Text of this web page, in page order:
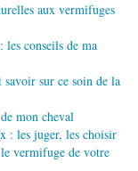
aux vermifuges
conseils de ma
sur ce soin de la
mon cheval
: les juger, les choisir
vermifuge de votre